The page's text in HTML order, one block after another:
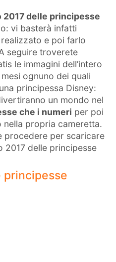
2017 delle principesse
vi basterà infatti
e poi farlo
seguire troverete
le immagini dell’intero
ognuno dei quali
principessa Disney:
un mondo nel
che i numeri per poi
nella propria cameretta.
procedere per scaricare
2017 delle principesse
principesse